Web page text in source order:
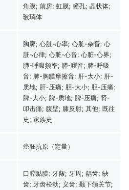
角膜; 前房; 虹膜; 瞳孔; 晶状体;
玻璃体
胸廓; 心脏-心率; 心脏-杂音; 心
脏-心律; 心脏-心音; 心脏-心界;
肺-呼吸频率; 肺-啰音; 肺-呼吸
音; 肺-胸膜摩擦音; 肝-大小; 肝-
质地; 肝-压痛; 胆-大小; 胆-压痛;
脾-大小; 脾-质地; 脾-压痛; 肾-
叩击痛; 腹壁; 膝反射; 其他; 既往
史; 家族史
癌胚抗原（定量）
口腔黏膜; 牙龈; 牙周; 龋齿; 缺
齿; 牙齿松动; 义齿; 颞下颌关节;